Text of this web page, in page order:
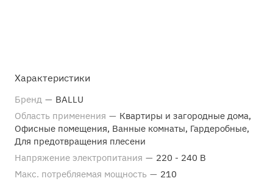
Характеристики
Бренд — BALLU
Область применения — Квартиры и загородные дома,
Офисные помещения, Ванные комнаты, Гардеробные,
Для предотвращения плесени
Напряжение электропитания — 220 - 240 В
Макс. потребляемая мощность — 210